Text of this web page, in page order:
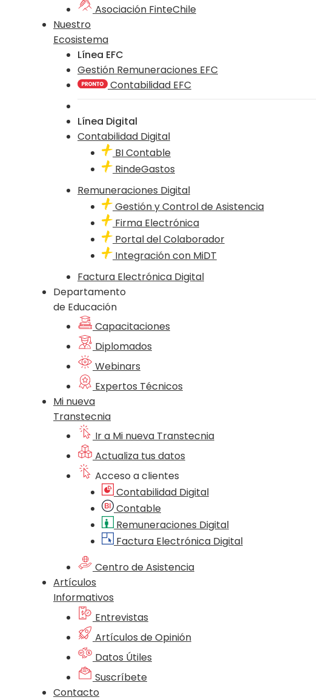
Asociación FinteChile
Nuestro
Ecosistema
Línea EFC
Gestión Remuneraciones EFC
Contabilidad EFC
Línea Digital
Contabilidad Digital
BI Contable
RindeGastos
Remuneraciones Digital
Gestión y Control de Asistencia
Firma Electrónica
Portal del Colaborador
Integración con MiDT
Factura Electrónica Digital
Departamento
de Educación
Capacitaciones
Diplomados
Webinars
Expertos Técnicos
Mi nueva
Transtecnia
Ir a Mi nueva Transtecnia
Actualiza tus datos
Acceso a clientes
Contabilidad Digital
Contable
Remuneraciones Digital
Factura Electrónica Digital
Centro de Asistencia
Artículos
Informativos
Entrevistas
Artículos de Opinión
Datos Útiles
Suscríbete
Contacto